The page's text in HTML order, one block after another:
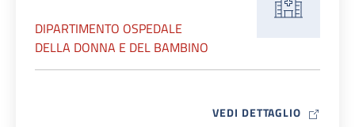
DIPARTIMENTO OSPEDALE
DELLA DONNA E DEL BAMBINO
VEDI DETTAGLIO MAP ICON